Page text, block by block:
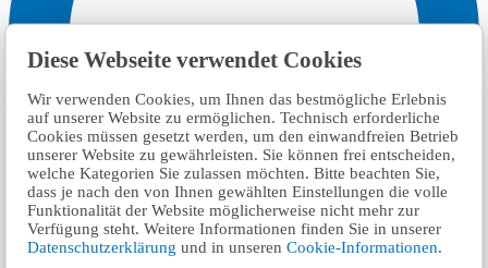
Diese Webseite verwendet Cookies
Wir verwenden Cookies, um Ihnen das bestmögliche Erlebnis
auf unserer Website zu ermöglichen. Technisch erforderliche
Cookies müssen gesetzt werden, um den einwandfreien Betrieb
unserer Website zu gewährleisten. Sie können frei entscheiden,
welche Kategorien Sie zulassen möchten. Bitte beachten Sie,
dass je nach den von Ihnen gewählten Einstellungen die volle
Funktionalität der Website möglicherweise nicht mehr zur
Verfügung steht. Weitere Informationen finden Sie in unserer
Datenschutzerklärungund in unserenCookie-Informationen.